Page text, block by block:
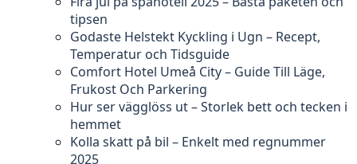
tipsen
Godaste Helstekt Kyckling i Ugn – Recept,
Temperatur och Tidsguide
Comfort Hotel Umeå City – Guide Till Läge,
Frukost Och Parkering
Hur ser vägglöss ut – Storlek bett och tecken i
hemmet
Kolla skatt på bil – Enkelt med regnummer
2025